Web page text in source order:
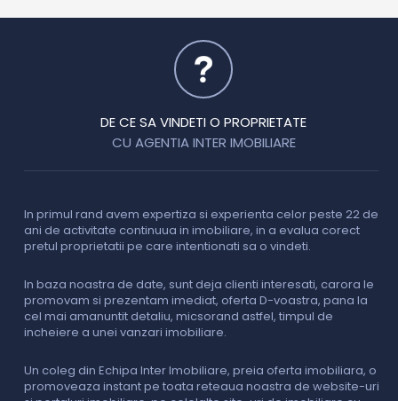
DE CE SA VINDETI O PROPRIETATE
CU AGENTIA INTER IMOBILIARE
In primul rand avem expertiza si experienta celor peste 22 de
ani de activitate continuua in imobiliare, in a evalua corect
pretul proprietatii pe care intentionati sa o vindeti.
In baza noastra de date, sunt deja clienti interesati, carora le
promovam si prezentam imediat, oferta D-voastra, pana la
cel mai amanuntit detaliu, micsorand astfel, timpul de
incheiere a unei vanzari imobiliare.
Un coleg din Echipa Inter Imobiliare, preia oferta imobiliara, o
promoveaza instant pe toata reteaua noastra de website-uri